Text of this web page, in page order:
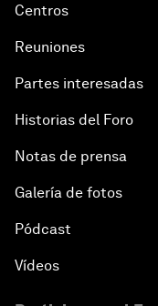
Centros
Reuniones
Partes interesadas
Historias del Foro
Notas de prensa
Galería de fotos
Pódcast
Vídeos